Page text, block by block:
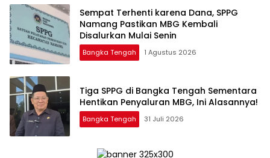
‎Sempat Terhenti karena Dana, SPPG
Namang Pastikan MBG Kembali
Disalurkan Mulai Senin
Bangka Tengah 1 Agustus 2026
‎Tiga SPPG di Bangka Tengah Sementara
Bangka Tengah 31 Juli 2026